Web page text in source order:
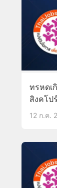
ทรหดเ
สิงคโป
กว่า
12 ก.ค.